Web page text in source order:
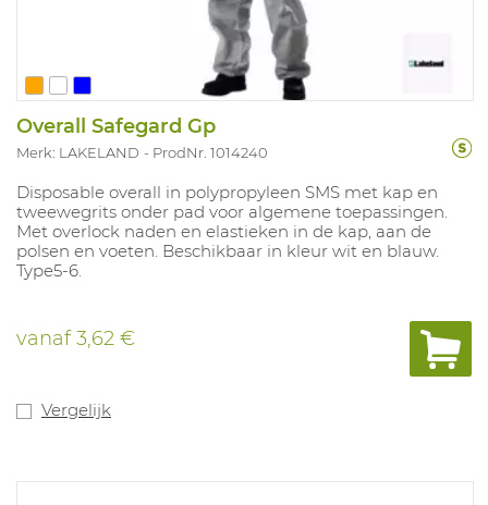
Overall Safegard Gp
Merk: LAKELAND ProdNr. 1014240
Disposable overall in polypropyleen SMS met kap en
tweewegrits onder pad voor algemene toepassingen.
Met overlock naden en elastieken in de kap, aan de
polsen en voeten. Beschikbaar in kleur wit en blauw.
Type5-6.
vanaf3,62 €
Vergelijk